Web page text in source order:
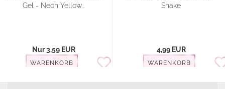
Gel - Neon Yellow...
Nur 3,59 EUR
WARENKORB
Snake
4,99 EUR
WARENKORB